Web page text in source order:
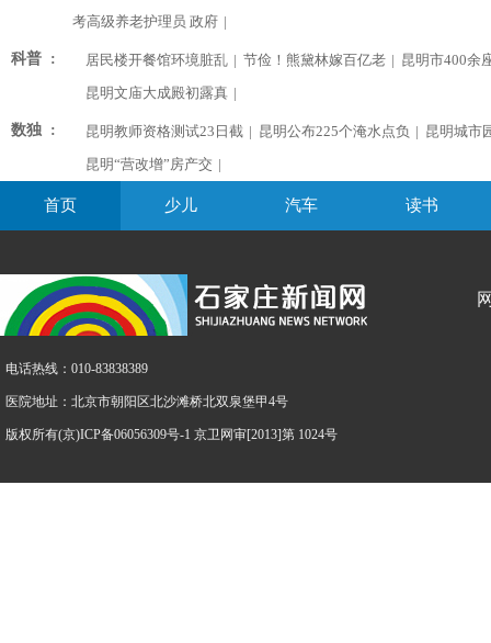
考高级养老护理员 政府 |
科普 : 居民楼开餐馆环境脏乱 | 节俭！熊黛林嫁百亿老 | 昆明市400余
昆明文庙大成殿初露真 |
数独 : 昆明教师资格测试23日截 | 昆明公布225个淹水点负 | 昆明城市
昆明“营改增”房产交 |
首页 少儿 汽车 读书
电话热线：010-83838389
医院地址：北京市朝阳区北沙滩桥北双泉堡甲4号
版权所有(京)ICP备06056309号-1 京卫网审[2013]第 1024号